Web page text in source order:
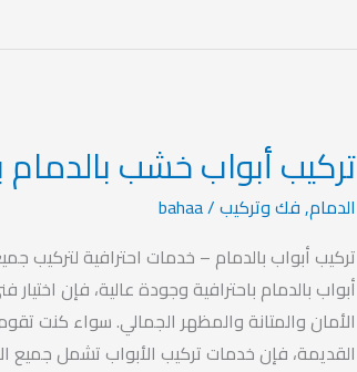
تركيب أبواب خشب بالدمام
الدمام,فك وتركيب/
bahaa
تركيب أبواب بالدمام – خدمات احترافية لتركيب
أبواب بالدمام باحترافية وجودة عالية، فإن
الأمان والمتانة والمظهر الجمالي. سواء كنت
القديمة، فإن خدمات تركيب الأبواب تشمل جميع
تركيب
أبواب
خشب
بالدمام
بخصم
يصل
الي